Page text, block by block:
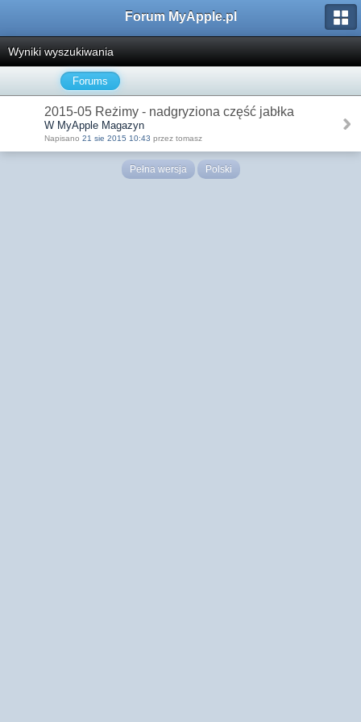
Forum MyApple.pl
Wyniki wyszukiwania
Forums
2015-05 Reżimy - nadgryziona część jabłka
W MyApple Magazyn
Napisano 21 sie 2015 10:43 przez tomasz
Pełna wersja Polski